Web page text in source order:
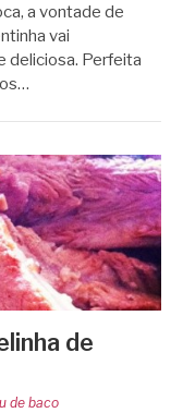
a vontade de
vai
deliciosa. Perfeita
de
de baco